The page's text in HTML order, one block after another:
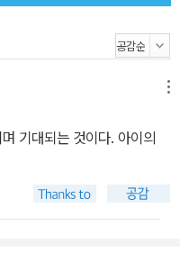
기대되는 것이다. 아이의